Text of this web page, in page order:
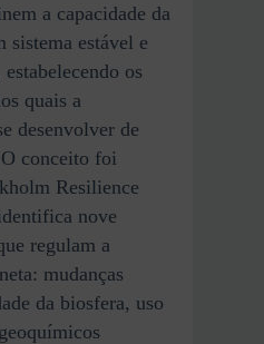
a capacidade da
sistema estável e
os
quais a
desenvolver de
conceito foi
Resilience
nove
regulam a
mudanças
da biosfera, uso